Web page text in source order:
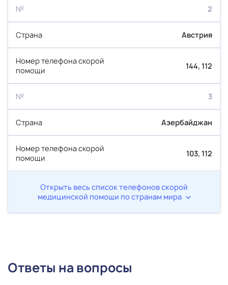
2
Австрия
144, 112
3
Азербайджан
103, 112
Открыть весь список телефонов скорой
медицинской помощи по странам мира
Ответы на вопросы